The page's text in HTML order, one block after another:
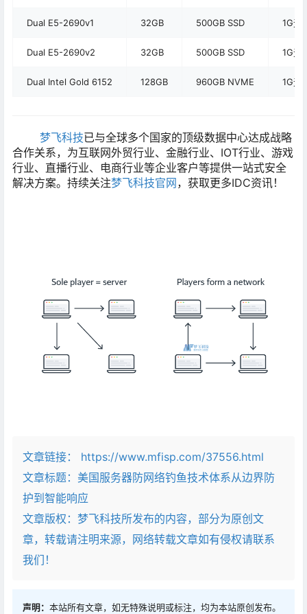
Dual E5-2690v1 32GB 500GB SSD 1G无
Dual E5-2690v2 32GB 500GB SSD 1G无
Dual Intel Gold 6152 128GB 960GB NVME 1G无
梦飞科技已与全球多个国家的顶级数据中心达成战略
合作关系，为互联网外贸行业、金融行业、IOT行业、游戏
行业、直播行业、电商行业等企业客户等提供一站式安全
解决方案。持续关注梦飞科技官网 ，获取更多IDC资讯！
文章链接：
https://www.mfisp.com/37556.html
文章标题： 美国服务器防网络钓鱼技术体系从边界防
护到智能响应
文章版权：梦飞科技所发布的内容，部分为原创文
章，转载请注明来源，网络转载文章如有侵权请联系
我们！
声明： 本站所有文章，如无特殊说明或标注，均为本站原创发布。